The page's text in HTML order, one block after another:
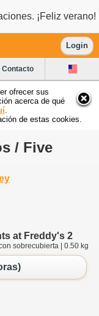
¡Feliz verano!
Login
Contacto
ofrecer sus
acerca de qué
de estas cookies.
/ Five
at Freddy's 2
sobrecubierta | 0.50 kg